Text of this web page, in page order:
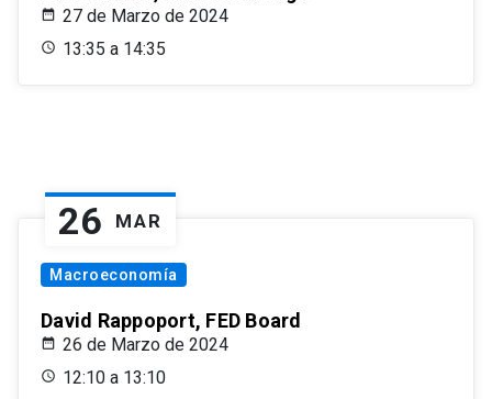
27 de Marzo de 2024
13:35 a 14:35
26 MAR
Macroeconomía
David Rappoport, FED Board
26 de Marzo de 2024
12:10 a 13:10